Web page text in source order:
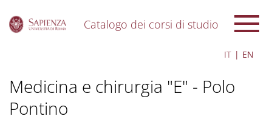
Catalogo dei corsi di studio
IT EN
Medicina e chirurgia "E" - Polo
Pontino